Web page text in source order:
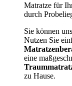
Matratze für
durch
Sie können
Nutzen Sie
eine
zu Hause.